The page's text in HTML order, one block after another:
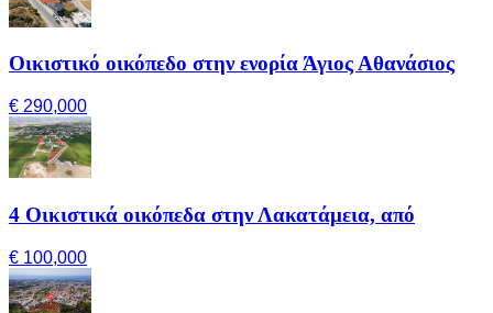
Οικιστικό οικόπεδο στην ενορία Άγιος Αθανάσιος
€ 290,000
4 Οικιστικά οικόπεδα στην Λακατάμεια, από
€ 100,000